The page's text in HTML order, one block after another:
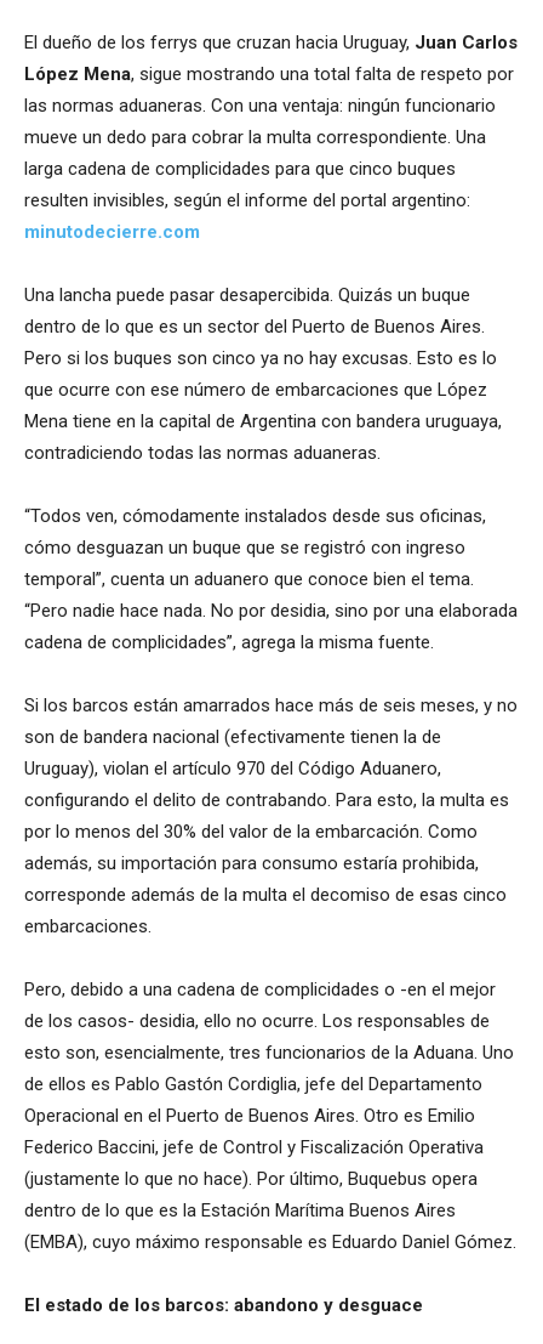
El dueño de los ferrys que cruzan hacia Uruguay, Juan Carlos
López Mena, sigue mostrando una total falta de respeto por
las normas aduaneras. Con una ventaja: ningún funcionario
mueve un dedo para cobrar la multa correspondiente. Una
larga cadena de complicidades para que cinco buques
resulten invisibles, según el informe del portal argentino:
minutodecierre.com
Una lancha puede pasar desapercibida. Quizás un buque
dentro de lo que es un sector del Puerto de Buenos Aires.
Pero si los buques son cinco ya no hay excusas. Esto es lo
que ocurre con ese número de embarcaciones que López
Mena tiene en la capital de Argentina con bandera uruguaya,
contradiciendo todas las normas aduaneras.
“Todos ven, cómodamente instalados desde sus oficinas,
cómo desguazan un buque que se registró con ingreso
temporal”, cuenta un aduanero que conoce bien el tema.
“Pero nadie hace nada. No por desidia, sino por una elaborada
cadena de complicidades”, agrega la misma fuente.
Si los barcos están amarrados hace más de seis meses, y no
son de bandera nacional (efectivamente tienen la de
Uruguay), violan el artículo 970 del Código Aduanero,
configurando el delito de contrabando. Para esto, la multa es
por lo menos del 30% del valor de la embarcación. Como
además, su importación para consumo estaría prohibida,
corresponde además de la multa el decomiso de esas cinco
embarcaciones.
Pero, debido a una cadena de complicidades o -en el mejor
de los casos- desidia, ello no ocurre. Los responsables de
esto son, esencialmente, tres funcionarios de la Aduana. Uno
de ellos es Pablo Gastón Cordiglia, jefe del Departamento
Operacional en el Puerto de Buenos Aires. Otro es Emilio
Federico Baccini, jefe de Control y Fiscalización Operativa
(justamente lo que no hace). Por último, Buquebus opera
dentro de lo que es la Estación Marítima Buenos Aires
(EMBA), cuyo máximo responsable es Eduardo Daniel Gómez.
El estado de los barcos: abandono y desguace